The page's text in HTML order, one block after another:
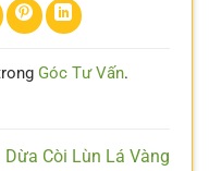
Góc Tư Vấn.
Dừa Còi Lùn Lá Vàng